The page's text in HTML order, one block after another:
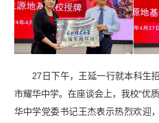
27日下午，王延一行就本科生招
市耀华中学。在座谈会上，我校“优
华中学党委书记王杰表示热烈欢迎